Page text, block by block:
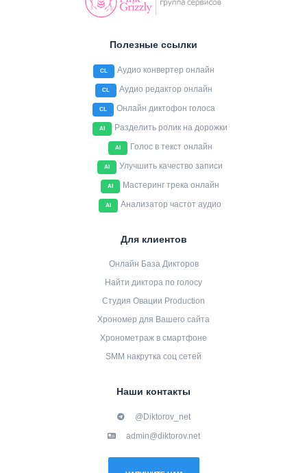
Полезные ссылки
CL Аудио конвертер онлайн
CL Аудио редактор онлайн
CL Онлайн диктофон голоса
AI Разделить ролик на дорожки
AI Голос в текст онлайн
AI Улучшить качество записи
AI Мастеринг трека онлайн
AI Анализатор частот аудио
Для клиентов
Онлайн База Дикторов
Найти диктора по голосу
Студия Овации Production
Хрономер для Вашего сайта
Хронометраж в смартфоне
SMM накрутка соц сетей
Наши контакты
@Diktorov_net
admin@diktorov.net